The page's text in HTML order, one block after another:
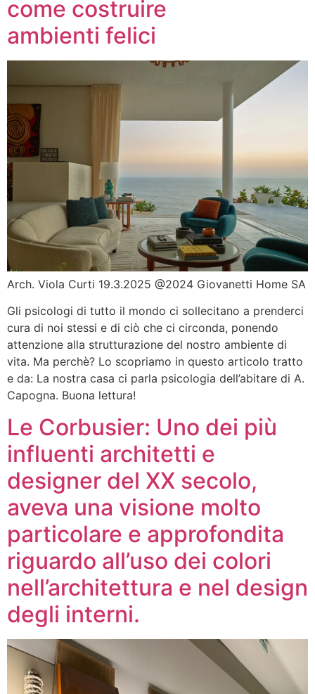
come costruire
ambienti felici
Arch. Viola Curti 19.3.2025 @2024 Giovanetti Home SA
Gli psicologi di tutto il mondo ci sollecitano a prenderci
cura di noi stessi e di ciò che ci circonda, ponendo
attenzione alla strutturazione del nostro ambiente di
vita. Ma perchè? Lo scopriamo in questo articolo tratto
e da: La nostra casa ci parla psicologia dell’abitare di A.
Capogna. Buona lettura!
Le Corbusier: Uno dei più
influenti architetti e
designer del XX secolo,
aveva una visione molto
particolare e approfondita
riguardo all’uso dei colori
nell’architettura e nel design
degli interni.